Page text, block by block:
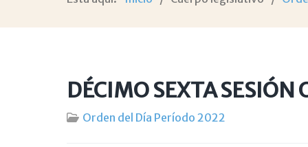
DÉCIMO SEXTA SESIÓN
Orden del Día Período 2022